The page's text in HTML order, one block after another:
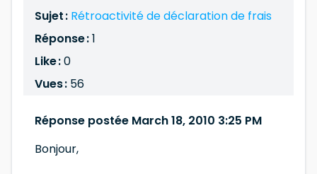
Sujet : Rétroactivité de déclaration de frais
Réponse :1
Like :0
Vues : 56
Réponse postée March 18, 2010 3:25 PM
Bonjour,